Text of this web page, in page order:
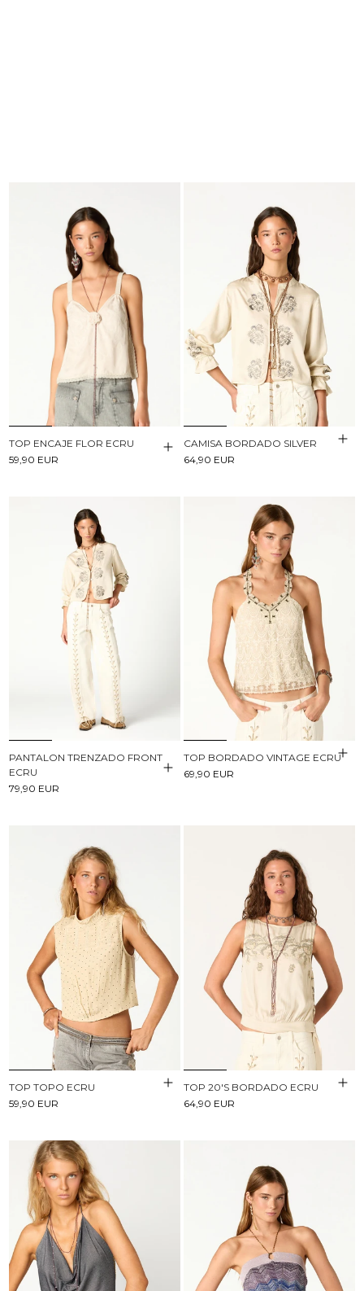
TOP ENCAJE FLOR ECRU
59,90 EUR
CAMISA BORDADO SILVER
64,90 EUR
PANTALON TRENZADO FRONT
ECRU
79,90 EUR
TOP BORDADO VINTAGE ECRU
69,90 EUR
TOP TOPO ECRU
59,90 EUR
TOP 20'S BORDADO ECRU
64,90 EUR